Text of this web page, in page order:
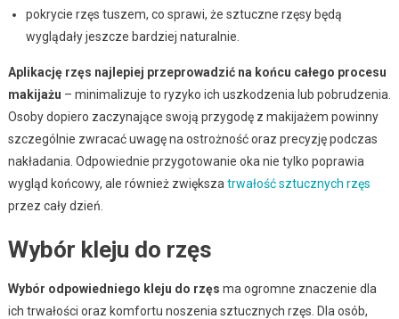
pokrycie rzęs tuszem, co sprawi, że sztuczne rzęsy będą
wyglądały jeszcze bardziej naturalnie.
Aplikację rzęs najlepiej przeprowadzić na końcu całego procesu
makijażu – minimalizuje to ryzyko ich uszkodzenia lub pobrudzenia.
Osoby dopiero zaczynające swoją przygodę z makijażem powinny
szczególnie zwracać uwagę na ostrożność oraz precyzję podczas
nakładania. Odpowiednie przygotowanie oka nie tylko poprawia
wygląd końcowy, ale również zwiększa trwałość sztucznych rzęs
przez cały dzień.
Wybór kleju do rzęs
Wybór odpowiedniego kleju do rzęs ma ogromne znaczenie dla
ich trwałości oraz komfortu noszenia sztucznych rzęs. Dla osób,